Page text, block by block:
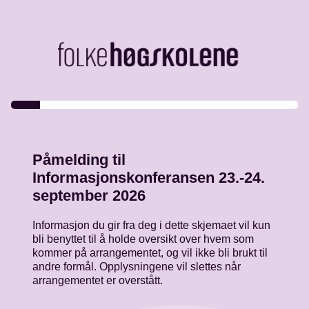
Påmelding til
Informasjonskonferansen 23.-24.
september 2026
Informasjon du gir fra deg i dette skjemaet vil kun
bli benyttet til å holde oversikt over hvem som
kommer på arrangementet, og vil ikke bli brukt til
andre formål. Opplysningene vil slettes når
arrangementet er overstått.